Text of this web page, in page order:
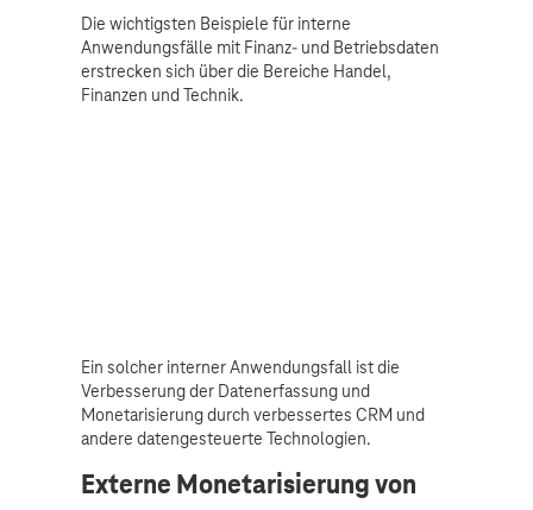
Die wichtigsten Beispiele für interne
Anwendungsfälle mit Finanz- und Betriebsdaten
erstrecken sich über die Bereiche Handel,
Finanzen und Technik.
Ein solcher interner Anwendungsfall ist die
Verbesserung der Datenerfassung und
Monetarisierung durch verbessertes CRM und
andere datengesteuerte Technologien.
Externe Monetarisierung von